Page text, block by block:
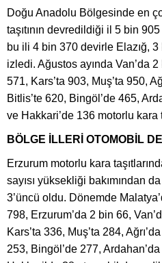
Doğu Anadolu Bölgesinde en
taşıtının devredildiği il 5 bin
bu ili 4 bin 370 devirle Elazığ,
izledi. Ağustos ayında Van’da
571, Kars’ta 903, Muş’ta 950,
Bitlis’te 620, Bingöl’de 465,
ve Hakkari’de 136 motorlu kara
BÖLGE İLLERİ OTOMOBİL
Erzurum motorlu kara
sayısı yüksekliği bakımından
3’üncü oldu. Dönemde
798, Erzurum’da 2 bin 66,
Kars’ta 336, Muş’ta 284,
253, Bingöl’de 277,